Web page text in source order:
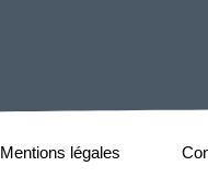
Mentions légales